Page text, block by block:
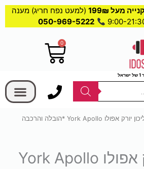
מעל 199₪
(למעט נפח חריג) מענה
050-969-5222
0
עגלת
קניות
/ הליכון יורק אפולו York Apollo *הובלה והרכבה
הליכון יורק אפולו York Apollo